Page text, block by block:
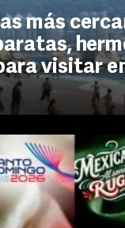
más
visitar